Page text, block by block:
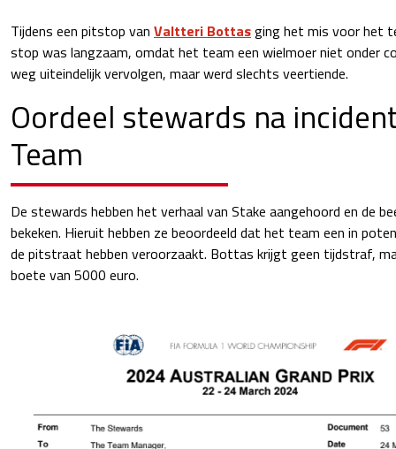
Tijdens een pitstop van Valtteri Bottasging het mis voor het
stop was langzaam, omdat het team een wielmoer niet onder
weg uiteindelijk vervolgen, maar werd slechts veertiende.
Oordeel stewards na
Team
De stewards hebben het verhaal van Stake aangehoord en de
bekeken. Hieruit hebben ze beoordeeld dat het team een in
de pitstraat hebben veroorzaakt. Bottas krijgt geen tijdstraf,
boete van 5000 euro.